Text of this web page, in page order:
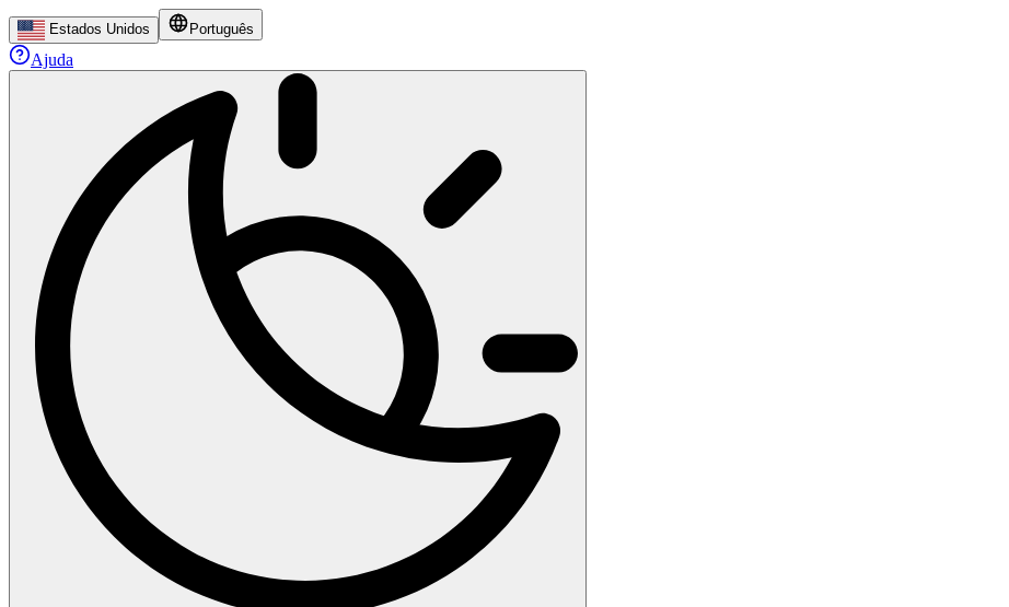
Estados Unidos Português
Ajuda